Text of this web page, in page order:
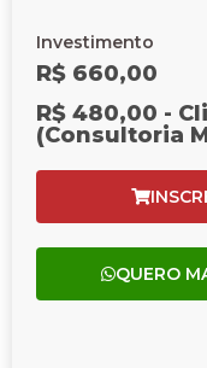
Investimento
R$ 660,00
R$ 480,00 -
(Consultoria
QUERO